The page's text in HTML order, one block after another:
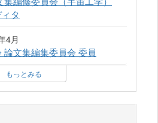
タ
4月
論文集編集委員会 委員
もっとみる